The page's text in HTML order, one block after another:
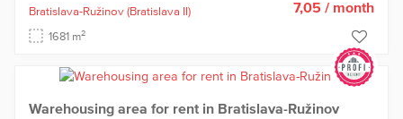
Bratislava-Ružinov (Bratislava II)
1681 m2
7,05 / month
Warehousing area for rent in Bratislava-Ružinov